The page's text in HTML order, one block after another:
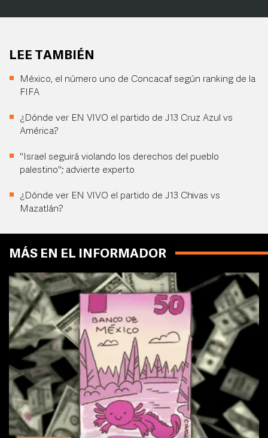
LEE TAMBIÉN
México, el número uno de Concacaf según ranking de la
FIFA
¿Dónde ver EN VIVO el partido de J13 Cruz Azul vs
América?
"Israel seguirá violando los derechos del pueblo
palestino"; advierte experto
¿Dónde ver EN VIVO el partido de J13 Chivas vs
Mazatlán?
MÁS EN EL INFORMADOR